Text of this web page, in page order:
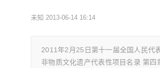
未知 2013-06-14 16:14
2011年2月25日第十一届全国人民代
非物质文化遗产代表性项目名录 第